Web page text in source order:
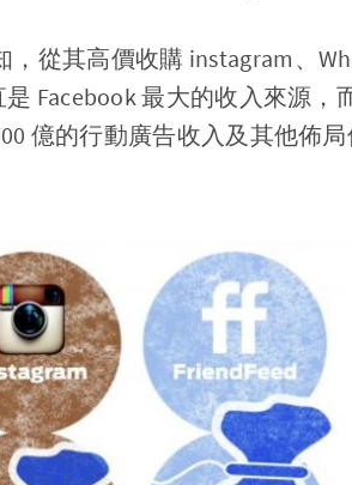
從其高價收購 instagram、
Facebook 最大的收入來源，
億的行動廣告收入及其他佈局